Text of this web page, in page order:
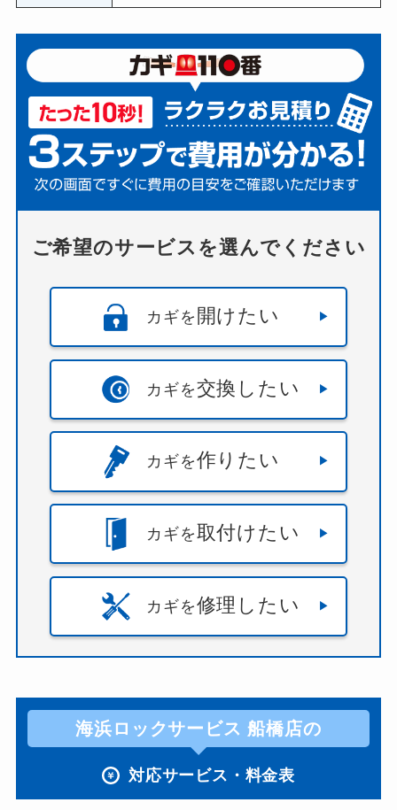
ご希望のサービスを選んでください
カギを 開けたい
カギを交換したい
カギを作りたい
カギを取付けたい
カギを修理したい
海浜ロックサービス 船橋店の
対応サービス・料金表